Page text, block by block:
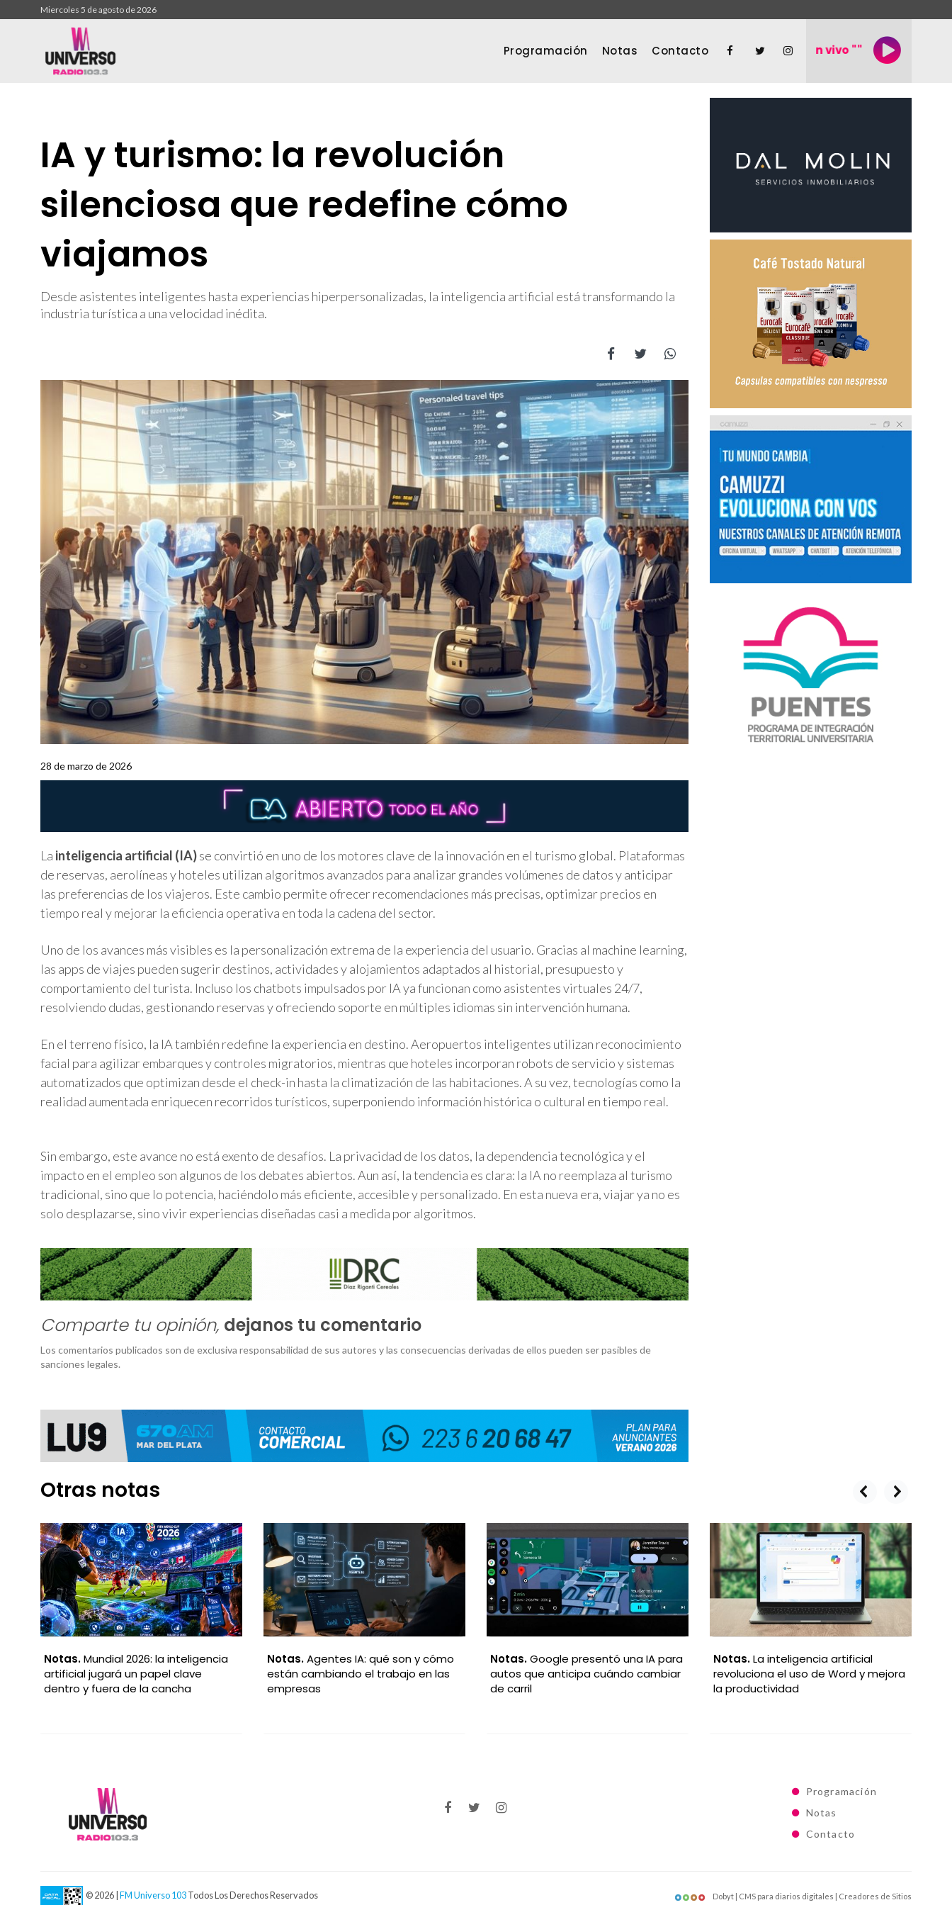
Miercoles 5 de agosto de 2026
Programación Notas Contacto En vivo ""
IA y turismo: la revolución
silenciosa que redefine cómo
viajamos
Desde asistentes inteligentes hasta experiencias hiperpersonalizadas, la inteligencia artificial está transformando la
industria turística a una velocidad inédita.
28 de marzo de 2026
La inteligencia artificial (IA)se convirtió en uno de los motores clave de la innovación en el turismo global. Plataformas
de reservas, aerolíneas y hoteles utilizan algoritmos avanzados para analizar grandes volúmenes de datos y anticipar
las preferencias de los viajeros. Este cambio permite ofrecer recomendaciones más precisas, optimizar precios en
tiempo real y mejorar la eficiencia operativa en toda la cadena del sector.
Uno de los avances más visibles es la personalización extrema de la experiencia del usuario. Gracias al machine learning,
las apps de viajes pueden sugerir destinos, actividades y alojamientos adaptados al historial, presupuesto y
comportamiento del turista. Incluso los chatbots impulsados por IA ya funcionan como asistentes virtuales 24/7,
resolviendo dudas, gestionando reservas y ofreciendo soporte en múltiples idiomas sin intervención humana.
En el terreno físico, la IA también redefine la experiencia en destino. Aeropuertos inteligentes utilizan reconocimiento
facial para agilizar embarques y controles migratorios, mientras que hoteles incorporan robots de servicio y sistemas
automatizados que optimizan desde el check-in hasta la climatización de las habitaciones. A su vez, tecnologías como la
realidad aumentada enriquecen recorridos turísticos, superponiendo información histórica o cultural en tiempo real.
Sin embargo, este avance no está exento de desafíos. La privacidad de los datos, la dependencia tecnológica y el
impacto en el empleo son algunos de los debates abiertos. Aun así, la tendencia es clara: la IA no reemplaza al turismo
tradicional, sino que lo potencia, haciéndolo más eficiente, accesible y personalizado. En esta nueva era, viajar ya no es
solo desplazarse, sino vivir experiencias diseñadas casi a medida por algoritmos.
Comparte tu opinión, dejanos tu comentario
Los comentarios publicados son de exclusiva responsabilidad de sus autores y las consecuencias derivadas de ellos pueden ser pasibles de
sanciones legales.
Otras notas
Notas.Agentes IA: qué son y cómo
están cambiando el trabajo en las
empresas
Notas.Google presentó una IA para
autos que anticipa cuándo cambiar
de carril
Notas.La inteligencia artificial
revoluciona el uso de Word y mejora
la productividad
Notas.La historia de Mario Bros: de
fontanero pixelado a ícono global
prev next
Programación
Notas
Contacto
© 2026 | FM Universo 103Todos Los Derechos Reservados Dobyt | CMS para diarios digitales | Creadores de Sitios